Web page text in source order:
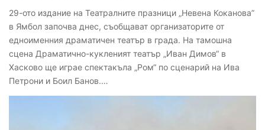
29-ото издание на Театралните празници „Невена Коканова”
в Ямбол започва днес, съобщават организаторите от
едноименния драматичен театър в града. На тамошна
сцена Драматично-кукленият театър „Иван Димов“ в
Хасково ще играе спектакъла „Ром“ по сценарий на Ива
Петрони и Боил Банов.…